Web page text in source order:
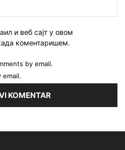
и веб сајт у овом
коментаришем.
by email.